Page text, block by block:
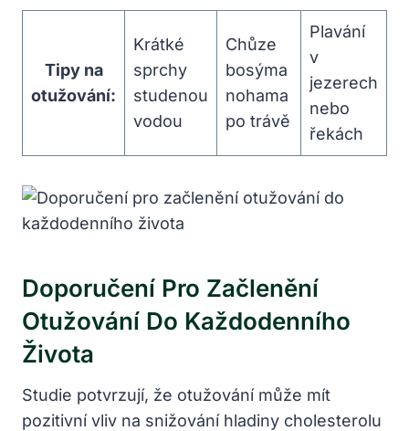
Tipy na
otužování:
Krátké
sprchy
studenou
vodou
Chůze
bosýma
nohama
po trávě
Plavání
v
jezerech
nebo
řekách
Doporučení Pro Začlenění
Otužování Do Každodenního
Života
Studie potvrzují, že otužování může mít
pozitivní vliv na snižování hladiny cholesterolu